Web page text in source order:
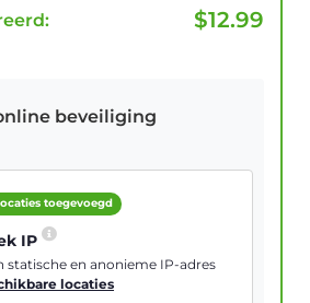
$12.99
beveiliging
toegevoegd
IP
statische en anonieme IP-adres
locaties